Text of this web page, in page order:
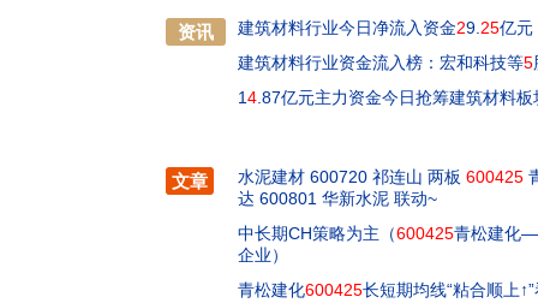
资讯 建筑材料行业今日净流入资金29. 25亿元
建筑材料行业资金流入榜：宏和科技等5
14 .87亿元主力资金今日抢筹建筑材料板
文章 水泥建材 600720 祁连山 两板 600425
达 600801 华新水泥 联动~
中长期CH策略为主（600425青松建化—
企业）
青松建化600425长短期均线“粘合顺上